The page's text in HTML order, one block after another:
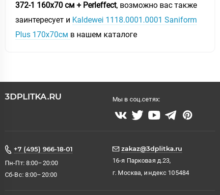
372-1 160x70 см + Perleffect, возможно вас также
заинтересует и Kaldewei 1118.0001.0001 Saniform
Plus 170x70см в нашем каталоге
3DPLITKA.RU Мы в соц.сетях:
+7 (495) 966-18-01
Пн-Пт: 8:00–20:00
Сб-Вс: 8:00–20:00
zakaz@3dplitka.ru
16-я Парковая д.23,
г. Москва, индекс 105484